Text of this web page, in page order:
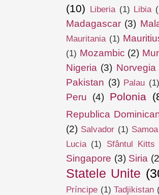
(10) Liberia (1) Libia
Madagascar (3)
Mauritania (1)
(1) Mozambic (2)
Nigeria (3) Norvegia
Pakistan (3) Palau (1)
Peru (4) Polonia
Republica
(2) Salvador (1) Samoa
Lucia (1) Sfântul
Singapore (3) Siria
Statele Unite
Príncipe (1) Tadjikistan